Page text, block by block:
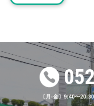
ブログ
#61 社用車事故ゼ
する安全運転と事故
〔月-金〕9:40〜